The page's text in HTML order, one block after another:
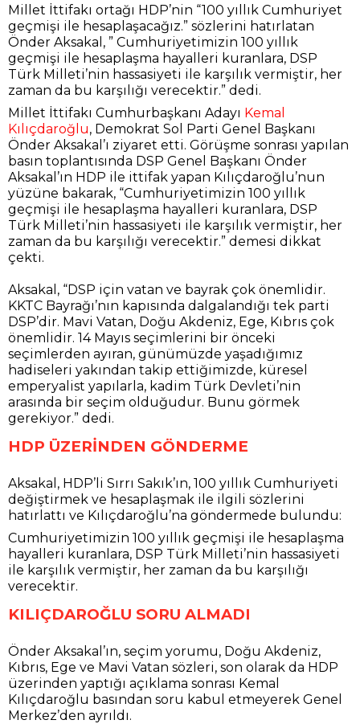
Millet İttifakı ortağı HDP’nin “100 yıllık Cumhuriyet
geçmişi ile hesaplaşacağız.” sözlerini hatırlatan
Önder Aksakal, ” Cumhuriyetimizin 100 yıllık
geçmişi ile hesaplaşma hayalleri kuranlara, DSP
Türk Milleti’nin hassasiyeti ile karşılık vermiştir, her
zaman da bu karşılığı verecektir.” dedi.
Millet İttifakı Cumhurbaşkanı Adayı Kemal
Kılıçdaroğlu, Demokrat Sol Parti Genel Başkanı
Önder Aksakal’ı ziyaret etti. Görüşme sonrası yapılan
basın toplantısında DSP Genel Başkanı Önder
Aksakal’ın HDP ile ittifak yapan Kılıçdaroğlu’nun
yüzüne bakarak, “Cumhuriyetimizin 100 yıllık
geçmişi ile hesaplaşma hayalleri kuranlara, DSP
Türk Milleti’nin hassasiyeti ile karşılık vermiştir, her
zaman da bu karşılığı verecektir.” demesi dikkat
çekti.
Aksakal, “DSP için vatan ve bayrak çok önemlidir.
KKTC Bayrağı’nın kapısında dalgalandığı tek parti
DSP’dir. Mavi Vatan, Doğu Akdeniz, Ege, Kıbrıs çok
önemlidir. 14 Mayıs seçimlerini bir önceki
seçimlerden ayıran, günümüzde yaşadığımız
hadiseleri yakından takip ettiğimizde, küresel
emperyalist yapılarla, kadim Türk Devleti’nin
arasında bir seçim olduğudur. Bunu görmek
gerekiyor.” dedi.
HDP ÜZERİNDEN GÖNDERME
Aksakal, HDP’li Sırrı Sakık’ın, 100 yıllık Cumhuriyeti
değiştirmek ve hesaplaşmak ile ilgili sözlerini
hatırlattı ve Kılıçdaroğlu’na göndermede bulundu:
Cumhuriyetimizin 100 yıllık geçmişi ile hesaplaşma
hayalleri kuranlara, DSP Türk Milleti’nin hassasiyeti
ile karşılık vermiştir, her zaman da bu karşılığı
verecektir.
KILIÇDAROĞLU SORU ALMADI
Önder Aksakal’ın, seçim yorumu, Doğu Akdeniz,
Kıbrıs, Ege ve Mavi Vatan sözleri, son olarak da HDP
üzerinden yaptığı açıklama sonrası Kemal
Kılıçdaroğlu basından soru kabul etmeyerek Genel
Merkez’den ayrıldı.